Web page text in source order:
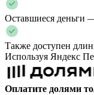
Оставшиеся деньги
Также доступен
Используя Яндекс
Оплатите долями